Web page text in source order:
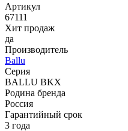
Артикул
67111
Хит продаж
да
Производитель
Ballu
Серия
BALLU BKX
Родина бренда
Россия
Гарантийный срок
3 года